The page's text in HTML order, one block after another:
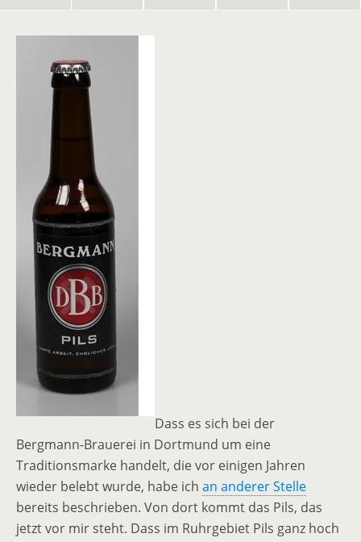
Dass es sich bei der
Bergmann-Brauerei in Dortmund um eine
Traditionsmarke handelt, die vor einigen Jahren
wieder belebt wurde, habe ich an anderer Stelle
bereits beschrieben. Von dort kommt das Pils, das
jetzt vor mir steht. Dass im Ruhrgebiet Pils ganz hoch